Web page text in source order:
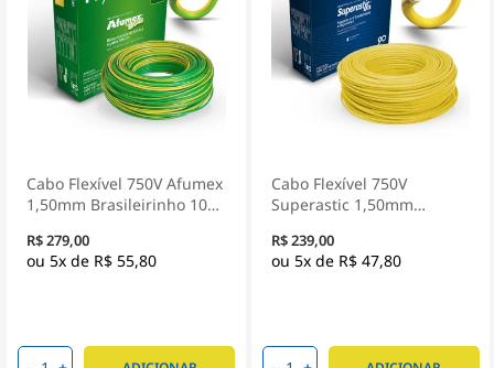
Cabo Flexível 750V Afumex
1,50mm Brasileirinho 100
R$ 279,00
5x de R$ 55,80
Cabo Flexível 750V
Superastic 1,50mm
Prysmian
R$ 239,00
5x de R$ 47,80